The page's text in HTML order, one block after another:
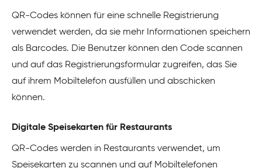
QR-Codes können für eine schnelle Registrierung
verwendet werden, da sie mehr Informationen speichern
als Barcodes. Die Benutzer können den Code scannen
und auf das Registrierungsformular zugreifen, das Sie
auf ihrem Mobiltelefon ausfüllen und abschicken
können.
Digitale Speisekarten für Restaurants
QR-Codes werden in Restaurants verwendet, um
Speisekarten zu scannen und auf Mobiltelefonen